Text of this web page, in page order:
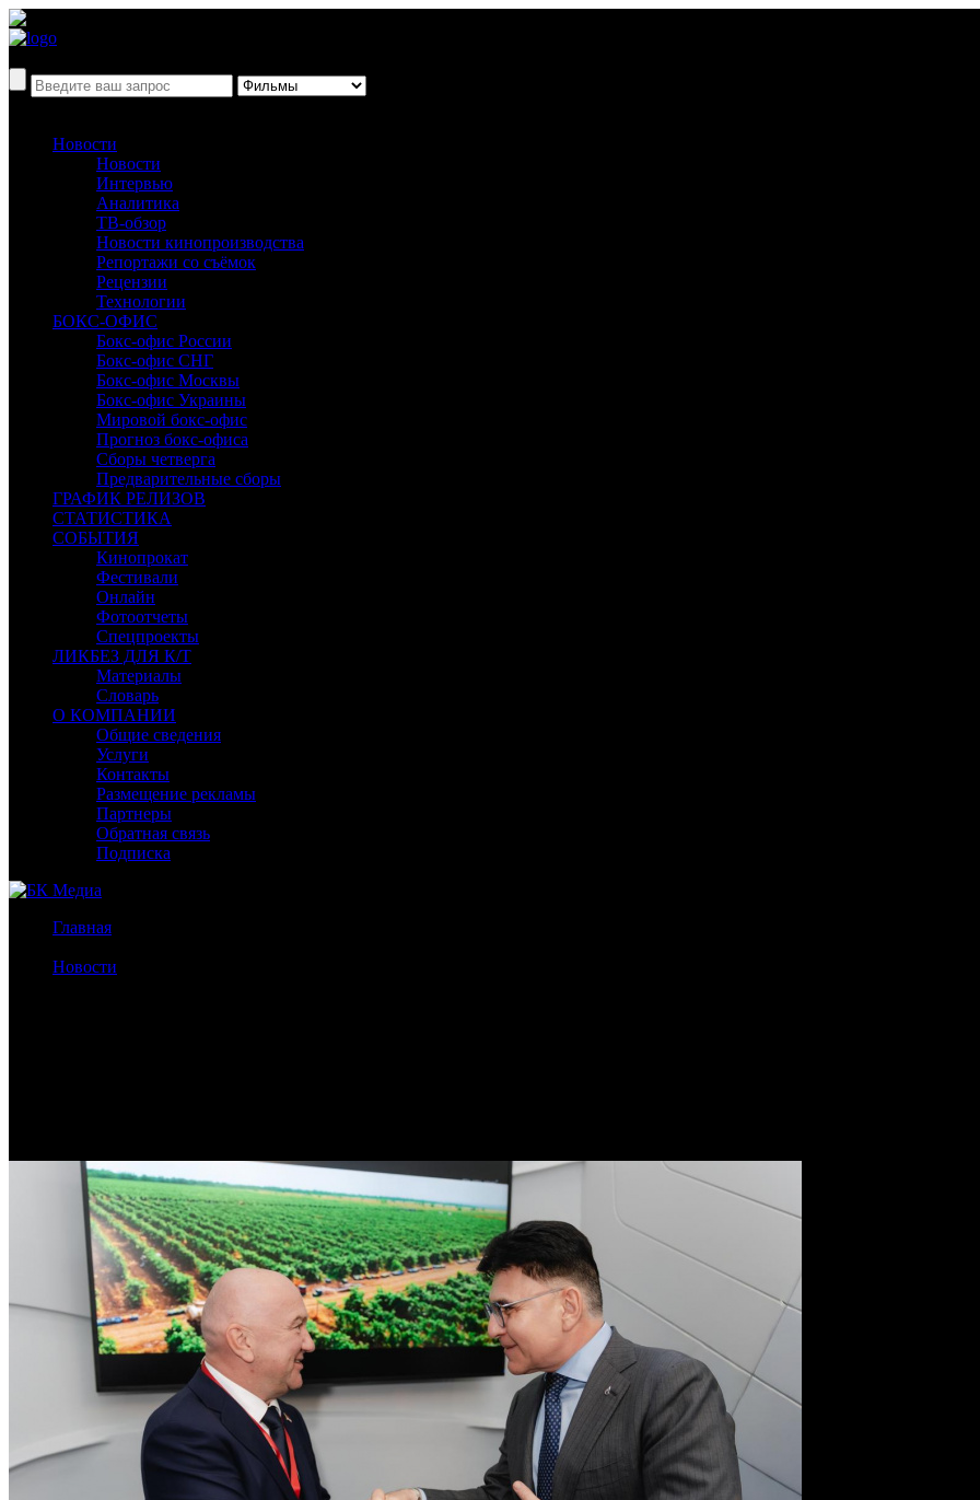
Новости
Новости
Интервью
Аналитика
ТВ-обзор
Новости кинопроизводства
Репортажи со съёмок
Рецензии
Технологии
БОКС-ОФИС
Бокс-офис России
Бокс-офис СНГ
Бокс-офис Москвы
Бокс-офис Украины
Мировой бокс-офис
Прогноз бокс-офиса
Сборы четверга
Предварительные сборы
ГРАФИК РЕЛИЗОВ
СТАТИСТИКА
СОБЫТИЯ
Кинопрокат
Фестивали
Онлайн
Фотоотчеты
Спецпроекты
ЛИКБЕЗ ДЛЯ К/Т
Материалы
Словарь
О КОМПАНИИ
Общие сведения
Услуги
Контакты
Размещение рекламы
Партнеры
Обратная связь
Подписка
Главная
Новости